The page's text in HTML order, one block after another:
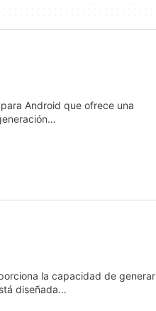
Android que ofrece una
la capacidad de generar
diseñada…